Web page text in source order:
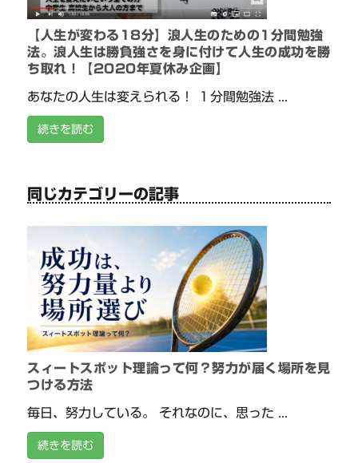
【人生が変わる18分】浪人生のための1分間勉強
法。浪人生は勝負強さを身に付けて人生の成功を勝
ち取れ！【2020年夏休み企画】
あなたの人生は変えられる！ １分間勉強法 ...
続きを読む
同じカテゴリーの記事
スィートスポット理論って何？努力が届く場所を見
つける方法
毎日、努力している。 それなのに、思った ...
続きを読む